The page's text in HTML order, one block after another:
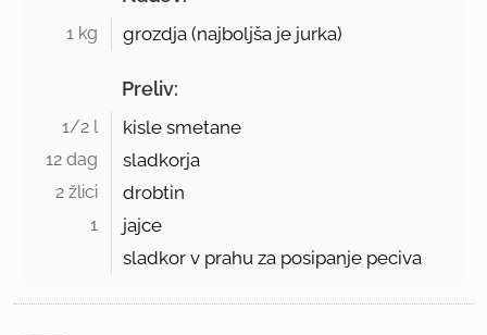
1 kg grozdja (najboljša je jurka)
Preliv:
1/2 l kisle smetane
12 dag sladkorja
2 žlici drobtin
1
jajce
sladkor v prahu za posipanje peciva